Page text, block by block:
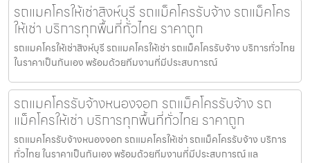
รถแมคโครให้เช่าสิงห์บุรี รถแม็คโครรับจ้าง รถแม็คโคร
ให้เช่า บริการทุกพื้นที่ทั่วไทย ราคาถูก
รถแมคโครให้เช่าสิงห์บุรี รถแมคโครให้เช่า รถแม็คโครรับจ้าง บริการทั่วไทย
ในราคาเป็นกันเอง พร้อมด้วยทีมงานที่มีประสบการณ์
รถแมคโครรับจ้างหนองจอก รถแม็คโครรับจ้าง รถ
แม็คโครให้เช่า บริการทุกพื้นที่ทั่วไทย ราคาถูก
รถแมคโครรับจ้างหนองจอก รถแมคโครให้เช่า รถแม็คโครรับจ้าง บริการ
ทั่วไทย ในราคาเป็นกันเอง พร้อมด้วยทีมงานที่มีประสบการณ์ แล